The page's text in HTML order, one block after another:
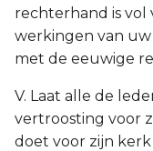
rechterhand is vol
werkingen van
met de eeuwige
V. Laat alle de
vertroosting voor
doet voor zijn kerk